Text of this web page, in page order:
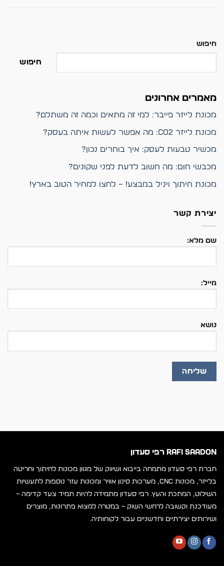
חיפוש
חיפוש
מאמרים אחרונים
מכונת לייזר פייבר: למי זה מתאים וכמה זה משתלם?
מכונת לייזר CO2: מה אפשר לעשות איתה בעסק?
מכשיר טבעות לעסק: איך בוחרים נכון?
מכבשי חום: מה חשוב לדעת לפני שקונים?
מכונת חיתוך ויניל במבצע! – לחצו למחיר הטוב בארץ!
יצירת קשר
שם מלא:
מייל:
נושא
RAFI SAADON רפי סעדון
חברת רפי סעדון מתמחה בייבוא ושיווק של מגוון מכונות לחיתוך וחריטה
בלייזר, מכונות CNC, מערכות סינון אוויר ומכונות עזר נוספות לתעשיות
השילוט, המתכת והעץ. רפי סעדון מתמידה להיות תמיד צעד קדימה –
מעודכנת וקשובה לרחשי השוק – במטרה למצוא פתרונות, מוצרים
ושירותים יצירתיים וחדשניים עבור לקוחותיה.